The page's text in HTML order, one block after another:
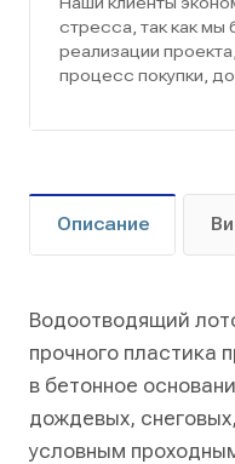
стресса, так как мы
реализации
процесс покупки,
Описание
Водоотводящий
прочного пластика
в бетонное
дождевых,
условным